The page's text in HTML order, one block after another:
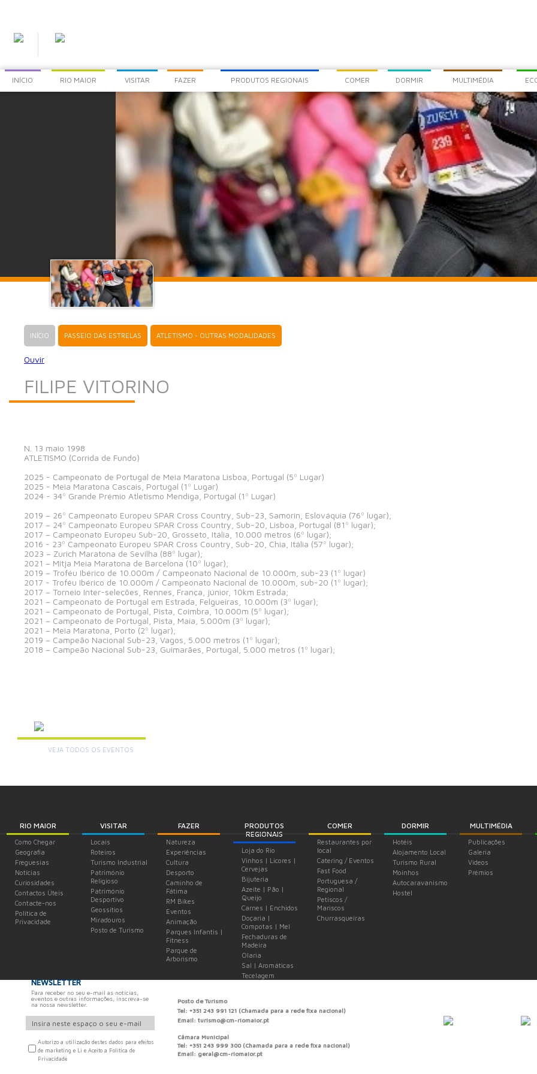
INÍCIO RIO MAIOR VISITAR FAZER PRODUTOS REGIONAIS COMER DORMIR MULTIMÉDIA
INÍCIO PASSEIO DAS ESTRELAS ATLETISMO - OUTRAS MODALIDADES
Ouvir
FILIPE VITORINO
N. 13 maio 1998
ATLETISMO (Corrida de Fundo)
2025 - Campeonato de Portugal de Meia Maratona Lisboa, Portugal (5º Lugar)
2025 - Meia Maratona Cascais, Portugal (1º Lugar)
2024 - 34º Grande Prémio Atletismo Mendiga, Portugal (1º Lugar)
2019 – 26º Campeonato Europeu SPAR Cross Country, Sub-23, Samorin, Eslováquia (76º lugar);
2017 – 24º Campeonato Europeu SPAR Cross Country, Sub-20, Lisboa, Portugal (81º lugar);
2017 – Campeonato Europeu Sub-20, Grosseto, Itália, 10.000 metros (6º lugar);
2016 - 23º Campeonato Europeu SPAR Cross Country, Sub-20, Chia, Itália (57º lugar);
2023 – Zurich Maratona de Sevilha (88º lugar);
2021 – Mitja Meia Maratona de Barcelona (10º lugar);
2019 – Troféu Ibérico de 10.000m / Campeonato Nacional de 10.000m, sub-23 (1º lugar)
2017 - Troféu Ibérico de 10.000m / Campeonato Nacional de 10.000m, sub-20 (1º lugar);
2017 – Torneio Inter-seleções, Rennes, França, júnior, 10km Estrada;
2021 – Campeonato de Portugal em Estrada, Felgueiras, 10.000m (3º lugar);
2021 – Campeonato de Portugal, Pista, Coimbra, 10.000m (5º lugar);
2021 – Campeonato de Portugal, Pista, Maia, 5.000m (3º lugar);
2021 – Meia Maratona, Porto (2º lugar);
2019 – Campeão Nacional Sub-23, Vagos, 5.000 metros (1º lugar);
2018 – Campeão Nacional Sub-23, Guimarães, Portugal, 5.000 metros (1º lugar);
VEJA TODOS OS EVENTOS
RIO MAIOR
Como Chegar
Geografia
Freguesias
Notícias
Curiosidades
Contactos Úteis
Contacte-nos
Política de
Privacidade
VISITAR
Locais
Roteiros
Turismo Industrial
Património
Religioso
Património
Desportivo
Geossítios
Miradouros
Posto de Turismo
FAZER
Natureza
Experiências
Cultura
Desporto
Caminho de
Fátima
RM Bikes
Eventos
Animação
Parques Infantis |
Fitness
Parque de
Arborismo
PRODUTOS
REGIONAIS
Loja do Rio
Vinhos | Licores |
Cervejas
Bijuteria
Azeite | Pão |
Queijo
Carnes | Enchidos
Doçaria |
Compotas | Mel
Fechaduras de
Madeira
Olaria
Sal | Aromáticas
Tecelagem
COMER
Restaurantes por
local
Catering / Eventos
Fast Food
Portuguesa /
Regional
Petiscos /
Mariscos
Churrasqueiras
DORMIR
Hotéis
Alojamento Local
Turismo Rural
Moinhos
Autocaravanismo
Hostel
MULTIMÉDIA
Publicações
Galeria
Videos
Prémios
NEWSLETTER
Para receber no seu e-mail as notícias,
eventos e outras informações, inscreva-se
na nossa newsletter.
Autorizo a utilização destes dados para efeitos
de marketing e Li e Aceito a Política de
Privacidade
Posto de Turismo
Tel: +351 243 991 121 (Chamada para a rede fixa nacional)
Email: turismo@cm-riomaior.pt
Câmara Municipal
Tel: +351 243 999 300 (Chamada para a rede fixa nacional)
Email: geral@cm-riomaior.pt